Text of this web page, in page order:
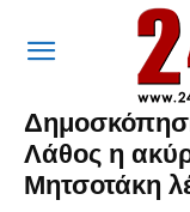
Λάθος η
Μητσοτάκη